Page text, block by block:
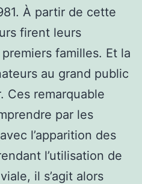
À partir de cette
firent leurs
familles. Et la
au grand public
Ces remarquable
par les
l’apparition des
l’utilisation de
il s’agit alors